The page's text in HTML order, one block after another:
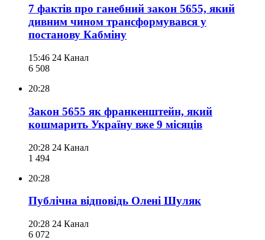
7 фактів про ганебний закон 5655, який
дивним чином трансформувався у
постанову Кабміну
15:46 24 Канал
6 508
20:28
Закон 5655 як франкенштейн, який
кошмарить Україну вже 9 місяців
20:28 24 Канал
1 494
20:28
Публічна відповідь Олені Шуляк
20:28 24 Канал
6 072